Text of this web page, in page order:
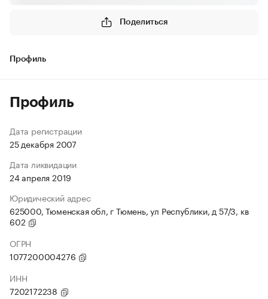
Поделиться
Профиль
Профиль
Дата регистрации
25 декабря 2007
Дата ликвидации
24 апреля 2019
Юридический адрес
625000, Тюменская обл, г Тюмень, ул Республики, д 57/3, кв
602
ОГРН
1077200004276
ИНН
7202172238